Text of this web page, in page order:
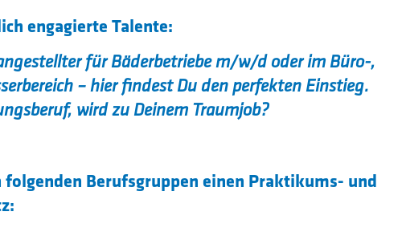
engagierte Talente:
für Bäderbetriebe m/w/d oder im Büro-,
– hier findest Du den perfekten Einstieg.
wird zu Deinem Traumjob?
Berufsgruppen einen Praktikums- und